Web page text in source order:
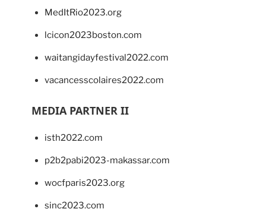
MedItRio2023.org
lcicon2023boston.com
waitangidayfestival2022.com
vacancesscolaires2022.com
MEDIA PARTNER II
isth2022.com
p2b2pabi2023-makassar.com
wocfparis2023.org
sinc2023.com